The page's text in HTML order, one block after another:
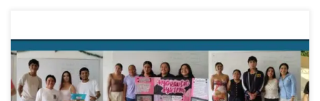
La Escuela Normal Superior de Chiapas se llenó de talento y
creatividad gracias a nuestros estudiantes de segundo semestre
de la Licenciatura en Física. Ellos y ellas compartieron con la
comunidad los proyectos académicos que desarrollaron con
dedicación como parte de las asignaturas de Sostenibilidad e